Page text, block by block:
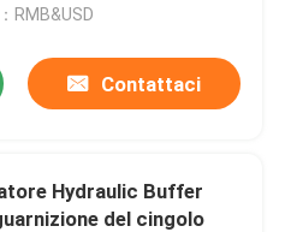
RMB&USD
Contattaci
Hydraulic Buffer
del cingolo